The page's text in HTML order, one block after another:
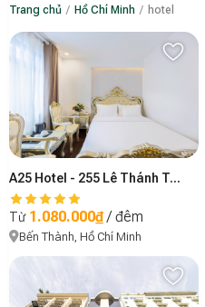
Trang chủ / Hồ Chí Minh / hotel
A25 Hotel - 255 Lê Thánh Tôn
Từ 1.080.000₫/ đêm
Bến Thành, Hồ Chí Minh